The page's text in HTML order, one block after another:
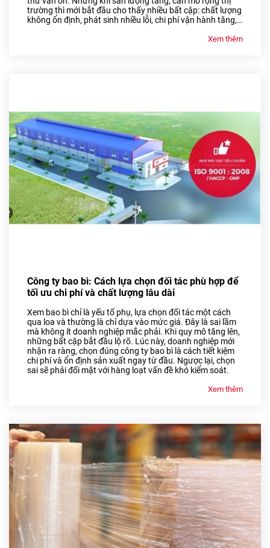
trường thì mới bắt đầu cho thấy nhiều bất cập: chất lượng
không ổn định, phát sinh nhiều lỗi, chi phí vận hành tăng,…
Xem thêm
Công ty bao bì: Cách lựa chọn đối tác phù hợp để
tối ưu chi phí và chất lượng lâu dài
Xem bao bì chỉ là yếu tố phụ, lựa chọn đối tác một cách
qua loa và thường là chỉ dựa vào mức giá. Đây là sai lầm
mà không ít doanh nghiệp mắc phải. Khi quy mô tăng lên,
những bất cập bắt đầu lộ rõ. Lúc này, doanh nghiệp mới
nhận ra ràng, chọn đúng công ty bao bì là cách tiết kiệm
chi phí và ổn định sản xuất ngay từ đầu. Ngược lại, chọn
sai sẽ phải đối mặt với hàng loạt vấn đề khó kiểm soát.
Xem thêm